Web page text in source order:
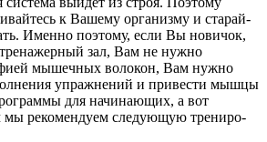
к Вашему ор­га­низ­му и ста­рай­
Именно поэтому, если Вы новичок,
зал, Вам не нужно
мышечных во­ло­кон, Вам нуж­но
упражнений и привести мышцы
для начинающих, а вот
мы рекомендуем сле­ду­ю­щую тре­ни­ро­